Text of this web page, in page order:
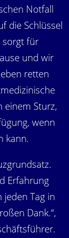
Notfall
die Schlüssel
sorgt für
und wir
retten
einem Sturz,
wenn
kann.
Erfahrung
Tag in
Dank.“,